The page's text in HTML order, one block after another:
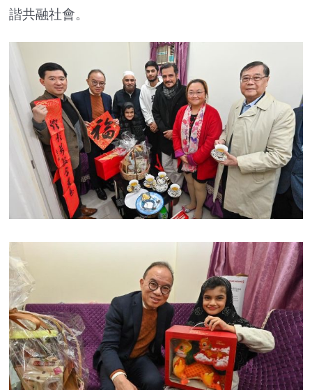
諧共融社會。